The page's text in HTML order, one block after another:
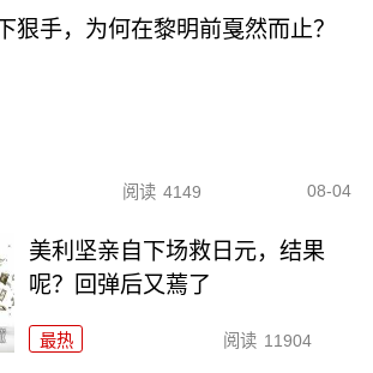
狠手，为何在黎明前戛然而止？
阅读 4149 08-04
美利坚亲自下场救日元，结果
呢？回弹后又蔫了
最热 阅读 11904